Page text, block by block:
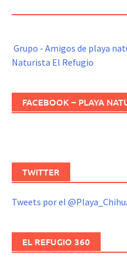
Grupo - Amigos de playa
Naturista El Refugio
FACEBOOK – PLAYA
TWITTER
Tweets por el
EL REFUGIO 360